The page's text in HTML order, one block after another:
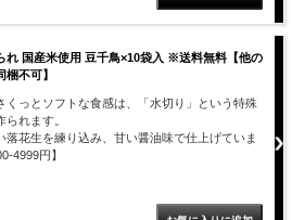
れ 国産米使用 豆千鳥×10袋入 ※送料無料【他の
梱不可】
くっとソフトな食感は、「水切り」という特殊
られます。
落花生を練り込み、甘い醤油味で仕上げていま
4999円】